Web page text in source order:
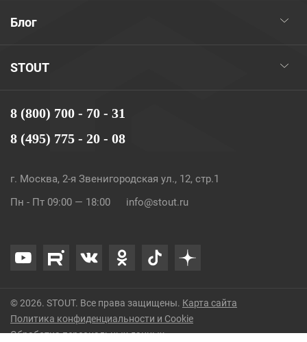
8 (800) 700 - 70 - 31
8 (495) 775 - 20 - 08
г. Москва, 2-я Звенигородская ул., 12, стр.1
Пн - Пт 09:00 — 18:00
info@stout.ru
STOUT
Блог
© 2026. STOUT. Все права защищены. Карта сайта
Политика конфиденциальности и Cookie
Обработка персональных данных